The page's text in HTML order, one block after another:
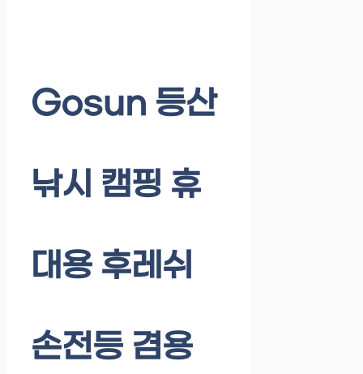
Gosun 등산
낚시 캠핑 휴
대용 후레쉬
손전등 겸용